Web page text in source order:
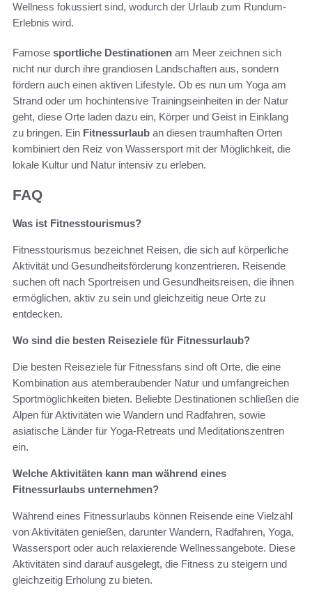
Wellness fokussiert sind, wodurch der Urlaub zum Rundum-
Erlebnis wird.
Famose sportliche Destinationen am Meer zeichnen sich
nicht nur durch ihre grandiosen Landschaften aus, sondern
fördern auch einen aktiven Lifestyle. Ob es nun um Yoga am
Strand oder um hochintensive Trainingseinheiten in der Natur
geht, diese Orte laden dazu ein, Körper und Geist in Einklang
zu bringen. Ein Fitnessurlaub an diesen traumhaften Orten
kombiniert den Reiz von Wassersport mit der Möglichkeit, die
lokale Kultur und Natur intensiv zu erleben.
FAQ
Was ist Fitnesstourismus?
Fitnesstourismus bezeichnet Reisen, die sich auf körperliche
Aktivität und Gesundheitsförderung konzentrieren. Reisende
suchen oft nach Sportreisen und Gesundheitsreisen, die ihnen
ermöglichen, aktiv zu sein und gleichzeitig neue Orte zu
entdecken.
Wo sind die besten Reiseziele für Fitnessurlaub?
Die besten Reiseziele für Fitnessfans sind oft Orte, die eine
Kombination aus atemberaubender Natur und umfangreichen
Sportmöglichkeiten bieten. Beliebte Destinationen schließen die
Alpen für Aktivitäten wie Wandern und Radfahren, sowie
asiatische Länder für Yoga-Retreats und Meditationszentren
ein.
Welche Aktivitäten kann man während eines
Fitnessurlaubs unternehmen?
Während eines Fitnessurlaubs können Reisende eine Vielzahl
von Aktivitäten genießen, darunter Wandern, Radfahren, Yoga,
Wassersport oder auch relaxierende Wellnessangebote. Diese
Aktivitäten sind darauf ausgelegt, die Fitness zu steigern und
gleichzeitig Erholung zu bieten.